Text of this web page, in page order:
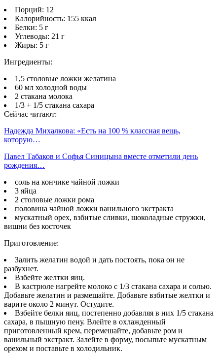
Порций: 12
Калорийность: 155 ккал
Белки: 5 г
Углеводы: 21 г
Жиры: 5 г
Ингредиенты:
1,5 столовые ложки желатина
60 мл холодной воды
2 стакана молока
1/3 + 1/5 стакана сахара
Сейчас читают:
Надежда Михалкова: «Есть на 100 % классная вещь,
которую…
Павел Табаков и Софья Синицына вместе отметили день
рождения…
соль на кончике чайной ложки
3 яйца
2 столовые ложки рома
половина чайной ложки ванильного экстракта
мускатный орех, взбитые сливки, шоколадные стружки,
вишни без косточек
Приготовление:
Залить желатин водой и дать постоять, пока он не
разбухнет.
Взбейте желтки яиц.
В кастрюле нагрейте молоко с 1/3 стакана сахара и солью.
Добавьте желатин и размешайте. Добавьте взбитые желтки и
варите около 2 минут. Остудите.
Взбейте белки яиц, постепенно добавляя в них 1/5 стакана
сахара, в пышную пену. Влейте в охлажденный
приготовленный крем, перемешайте, добавьте ром и
ванильный экстракт. Залейте в форму, посыпьте мускатным
орехом и поставьте в холодильник.